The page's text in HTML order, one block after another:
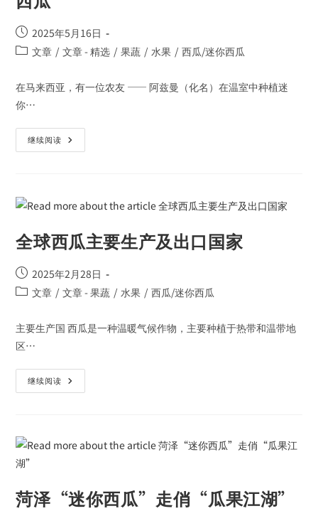
2025年5月16日
文章 / 文章 - 精选 / 果蔬 / 水果 / 西瓜/迷你西瓜
在马来西亚，有一位农友 —— 阿兹曼（化名）在温室中种植迷
你…
继续阅读
全球西瓜主要生产及出口国家
2025年2月28日
文章 / 文章 - 果蔬 / 水果 / 西瓜/迷你西瓜
主要生产国 西瓜是一种温暖气候作物，主要种植于热带和温带地
区…
继续阅读
菏泽“迷你西瓜”走俏“瓜果江湖”